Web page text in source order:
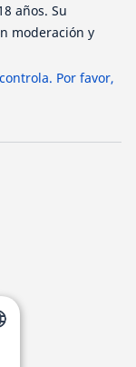
años. Su
moderación y
Por favor,